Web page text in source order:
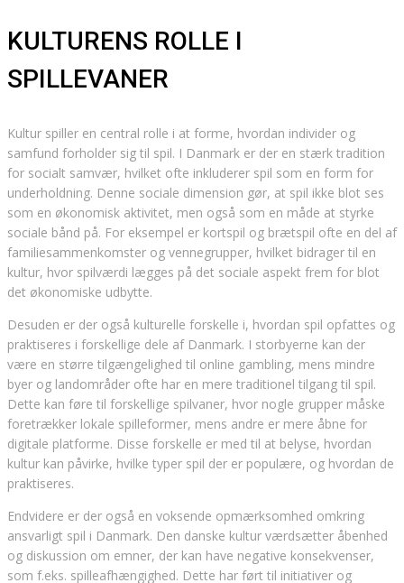
KULTURENS ROLLE I
SPILLEVANER
Kultur spiller en central rolle i at forme, hvordan individer og
samfund forholder sig til spil. I Danmark er der en stærk tradition
for socialt samvær, hvilket ofte inkluderer spil som en form for
underholdning. Denne sociale dimension gør, at spil ikke blot ses
som en økonomisk aktivitet, men også som en måde at styrke
sociale bånd på. For eksempel er kortspil og brætspil ofte en del af
familiesammenkomster og vennegrupper, hvilket bidrager til en
kultur, hvor spilværdi lægges på det sociale aspekt frem for blot
det økonomiske udbytte.
Desuden er der også kulturelle forskelle i, hvordan spil opfattes og
praktiseres i forskellige dele af Danmark. I storbyerne kan der
være en større tilgængelighed til online gambling, mens mindre
byer og landområder ofte har en mere traditionel tilgang til spil.
Dette kan føre til forskellige spilvaner, hvor nogle grupper måske
foretrækker lokale spilleformer, mens andre er mere åbne for
digitale platforme. Disse forskelle er med til at belyse, hvordan
kultur kan påvirke, hvilke typer spil der er populære, og hvordan de
praktiseres.
Endvidere er der også en voksende opmærksomhed omkring
ansvarligt spil i Danmark. Den danske kultur værdsætter åbenhed
og diskussion om emner, der kan have negative konsekvenser,
som f.eks. spilleafhængighed. Dette har ført til initiativer og